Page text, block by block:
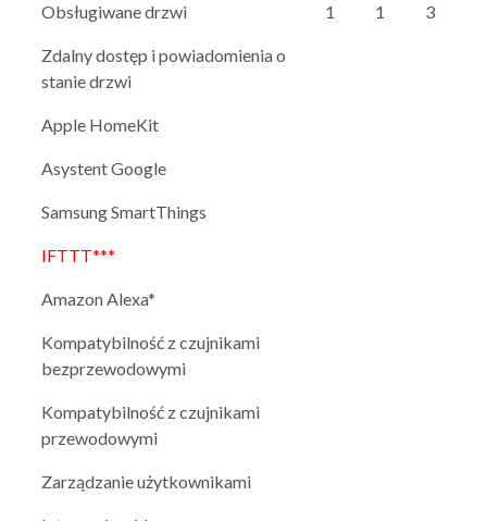
Obsługiwane drzwi 1 1 3
Zdalny dostęp i powiadomienia o
stanie drzwi
Apple HomeKit
Asystent Google
Samsung SmartThings
IFTTT***
Amazon Alexa*
Kompatybilność z czujnikami
bezprzewodowymi
Kompatybilność z czujnikami
przewodowymi
Zarządzanie użytkownikami